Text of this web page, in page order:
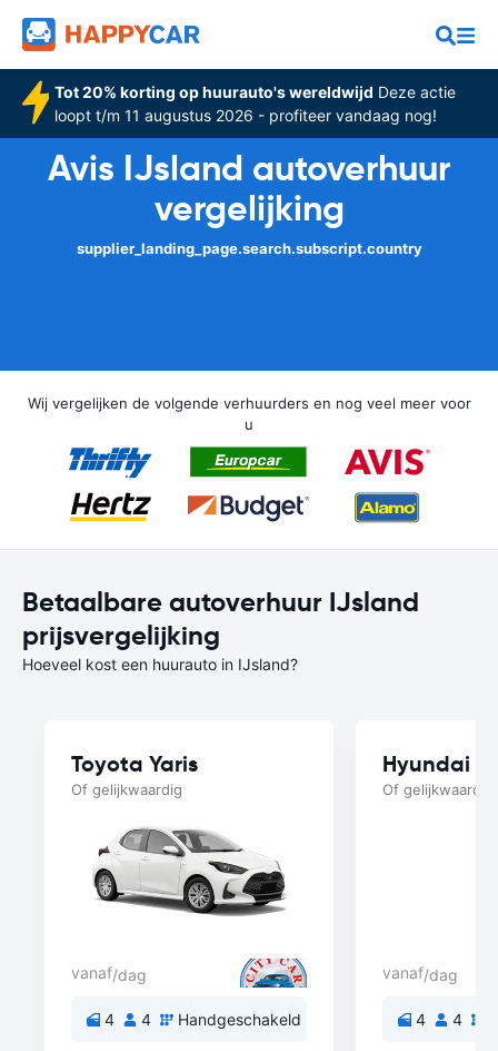
Tot 20% korting op huurauto's wereldwijd Deze actie
loopt t/m 11 augustus 2026 - profiteer vandaag nog!
Avis IJsland autoverhuur
vergelijking
supplier_landing_page.search.subscript.country
Wij vergelijken de volgende verhuurders en nog veel meer voor
u
Betaalbare autoverhuur IJsland
prijsvergelijking
Hoeveel kost een huurauto in IJsland?
Toyota Yaris
Of gelijkwaardig
vanaf/dag
4 4 Handgeschakeld
Hyundai
Of gelijkwaardig
vanaf/dag
4 4